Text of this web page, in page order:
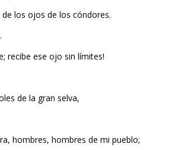
los ojos de los cóndores.
recibe ese ojo sin límites!
de la gran selva,
hombres, hombres de mi pueblo;